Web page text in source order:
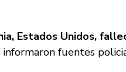
Estados Unidos,
fuentes